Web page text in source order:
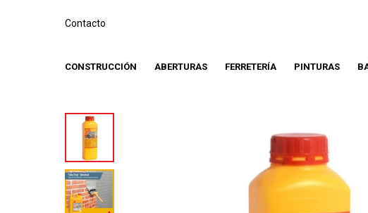
CONSTRUCCIÓN ABERTURAS FERRETERÍA PINTURAS
Contacto